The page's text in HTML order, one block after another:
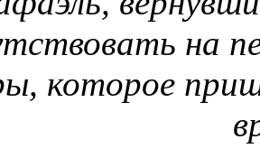
на
которое